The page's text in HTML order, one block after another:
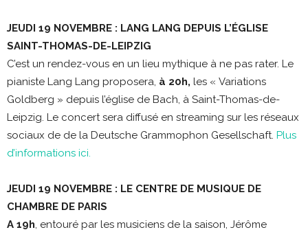
JEUDI 19 NOVEMBRE : LANG LANG DEPUIS L’ÉGLISE
SAINT-THOMAS-DE-LEIPZIG
C’est un rendez-vous en un lieu mythique à ne pas rater. Le
pianiste Lang Lang proposera, à 20h, les « Variations
Goldberg » depuis l’église de Bach, à Saint-Thomas-de-
Leipzig. Le concert sera diffusé en streaming sur les réseaux
sociaux de de la Deutsche Grammophon Gesellschaft. Plus
d’informations ici.
JEUDI 19 NOVEMBRE : LE CENTRE DE MUSIQUE DE
CHAMBRE DE PARIS
A 19h, entouré par les musiciens de la saison, Jérôme